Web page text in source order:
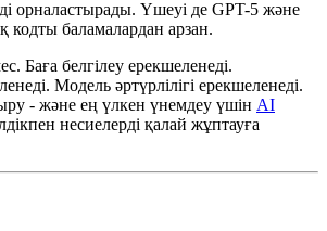
орналастырады. Үшеуі де GPT-5 және
кодты баламалардан арзан.
Баға белгілеу ерекшеленеді.
Модель әртүрлілігі ерекшеленеді.
- және ең үлкен үнемдеу үшін AI
несиелерді қалай жұптауға